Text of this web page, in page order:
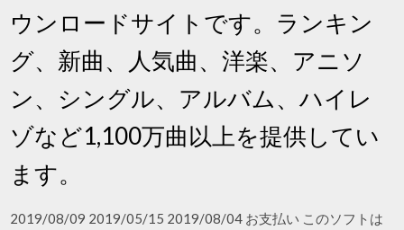
ウンロードサイトです。ランキン
グ、新曲、人気曲、洋楽、アニソ
ン、シングル、アルバム、ハイレ
ゾなど1,100万曲以上を提供してい
ます。
2019/08/09 2019/05/15 2019/08/04 お支払い このソフトは